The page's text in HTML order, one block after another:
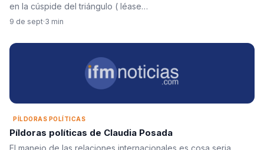
en la cúspide del triángulo ( léase…
9 de sept·3 min
PÍLDORAS POLÍTICAS
Píldoras políticas de Claudia Posada
El manejo de las relaciones internacionales es cosa seria.